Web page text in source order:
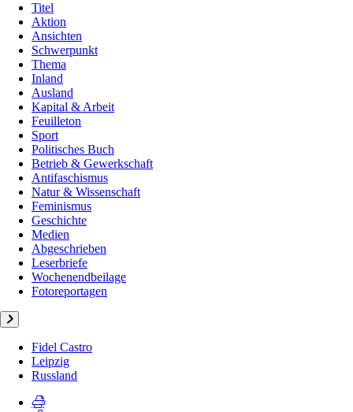
Titel
Aktion
Ansichten
Schwerpunkt
Thema
Inland
Ausland
Kapital & Arbeit
Feuilleton
Sport
Politisches Buch
Betrieb & Gewerkschaft
Antifaschismus
Natur & Wissenschaft
Feminismus
Geschichte
Medien
Abgeschrieben
Leserbriefe
Wochenendbeilage
Fotoreportagen
Fidel Castro
Leipzig
Russland